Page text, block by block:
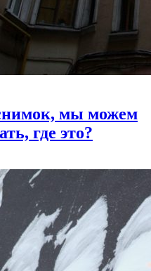
мы можем
где это?